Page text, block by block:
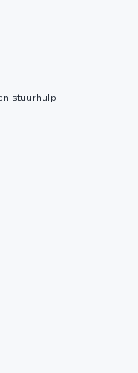
stuurhulp